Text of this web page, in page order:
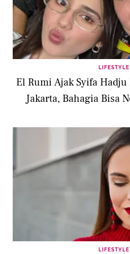
LIFESTYLE
El Rumi Ajak Syifa
Jakarta, Bahagia Bisa
LIFESTYLE